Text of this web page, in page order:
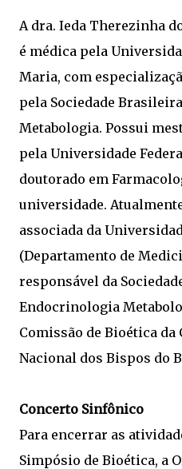
A dra. Ieda Therezinha
é médica pela
Maria, com
pela Sociedade
Metabologia. Possui
pela Universidade
doutorado em
universidade.
associada da
(Departamento de
responsável da
Endocrinologia
Comissão de Bioética da
Nacional dos Bispos do
Concerto Sinfônico
Para encerrar as
Simpósio de Bioética, a